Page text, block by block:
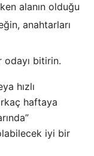
alanın olduğu
anahtarları
odayı bitirin.
hızlı
haftaya
iyi bir